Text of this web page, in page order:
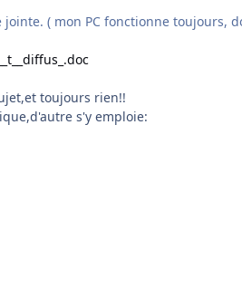
( mon PC fonctionne toujours,
toujours rien!!
s'y emploie: